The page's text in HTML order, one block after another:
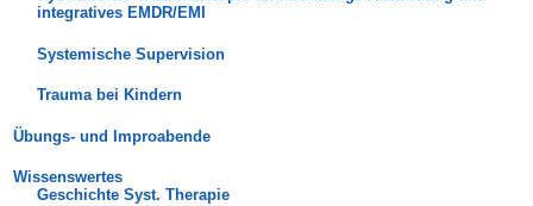
integratives EMDR/EMI
Systemische Supervision
Trauma bei Kindern
Übungs- und Improabende
Wissenswertes
Geschichte Syst. Therapie